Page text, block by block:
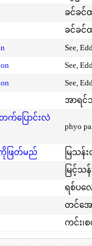
ခင်ခင်
ခင်ခင်
See,
See,
See,
အာရင်
ပြောင်းလဲ
phyo
ဖြတ်မည်
မြသန်
မြင့်သန်
ရစ်ပလ
တင်အေ
ကင်း၊